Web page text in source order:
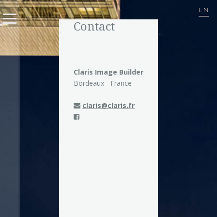
EN
Contact
Claris Image Builder
Bordeaux - France
claris@claris.fr